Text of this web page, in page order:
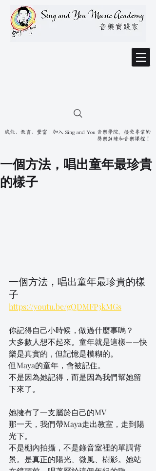
賦能、教育、豐富：加入 Sing and You 音樂學院，接受專業的
聲樂訓練和音樂課程！
一個方法，唱出童年最珍貴
的樣子
一個方法，唱出童年最珍貴的樣
子
https://youtu.be/gQDMFP3kMGs
你記得自己小時候，做過什麼事嗎？
大多數人想不起來。童年就是這樣——快
樂是真實的，但記憶是模糊的。
但Maya的童年，會被記住。
不是因為她記得，而是因為我們幫她留
下來了。
她擁有了一支屬於自己的MV
那一天，我們帶Maya走出教室，走到陽
光下。
不是棚內拍攝，不是錄音室裡的單調背
景。是真正的陽光、微風、樹影。她站